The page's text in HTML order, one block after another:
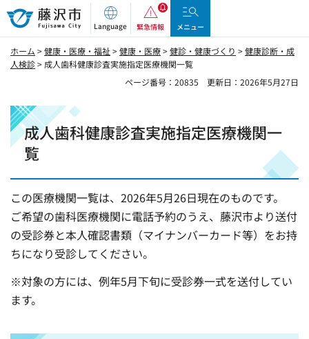
藤沢市
Language 緊急情報 メニュー
ホーム >健康・医療・福祉>健康・医療>健診・健康づくり >健康診断・成
人検診> 成人歯科健康診査実施指定医療機関一覧
ページ番号：20835
更新日：2026年5月27日
成人歯科健康診査実施指定医療機関一
覧
この医療機関一覧は、2026年5月26日現在のものです。
ご希望の歯科医療機関に電話予約のうえ、藤沢市より送付
の受診券と本人確認書類（マイナンバーカード等）をお持
ちになり受診してください。
※対象の方には、例年5月下旬に受診券一式を送付してい
ます。